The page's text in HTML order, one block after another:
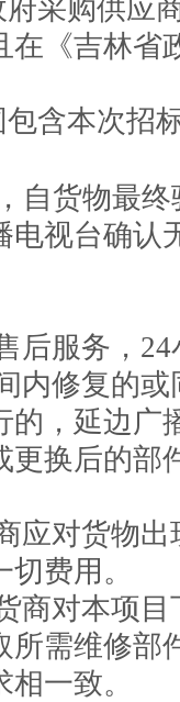
采购供应
在《吉林省
含本次招
自货物最
电视台确认
后服务，24
内修复的或
的，延边广
更换后的部
应对货物出
费用。
商对本项目
所需维修部
一致。